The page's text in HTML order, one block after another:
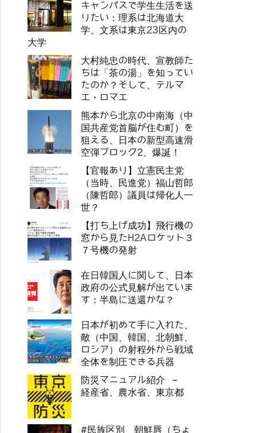
キャンパスで学生生活を送
りたい：理系は北海道大
学、文系は東京23区内の
大学
大村純忠の時代、宣教師た
ちは「茶の湯」を知ってい
たのか？そして、テルマ
エ・ロマエ
熊本から北京の中南海（中
国共産党首脳が住む町）を
狙える、日本の新型高速滑
空弾ブロック2、爆誕！
【官報あり】立憲民主党
（当時、民進党）福山哲郎
（陳哲郎）議員は帰化人一
世？
【打ち上げ成功】飛行機の
窓から見たH2Aロケット３
７号機の発射
在日韓国人に関して、日本
政府の公式見解が出ていま
す：半島に送還かな？
日本が初めて手に入れた、
敵（中国、韓国、北朝鮮、
ロシア）の射程外から戦域
全体を制圧できる兵器
防災マニュアル紹介 –
経産省、農水省、東京都
#民族区別 朝鮮唇（ちょ